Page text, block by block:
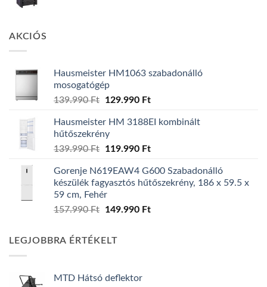
AKCIÓS
Hausmeister HM1063 szabadonálló
mosogatógép
139.990Ft
Original
was:
139.990 Ft.
129.990 FtCurrent
is:
Hausmeister HM 3188EI kombinált
hűtőszekrény
139.990Ft
Original
was:
139.990 Ft.
119.990 FtCurrent
is:
119.990 Ft.
Gorenje N619EAW4 G600 Szabadonálló
készülék fagyasztós hűtőszekrény, 186 x 59.5 x
59 cm, Fehér
157.990Ft
Original
157.990 Ft.
149.990 FtCurrent
LEGJOBBRA ÉRTÉKELT
MTD Hátsó deflektor